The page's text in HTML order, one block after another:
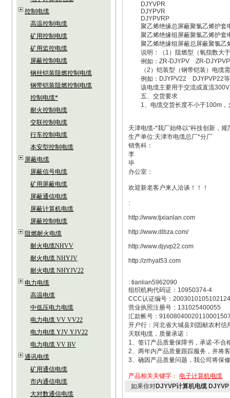
控制电缆
高温控制电缆
矿用控制电缆
矿用监控电缆
屏蔽控制电缆
钢丝铠装阻燃控制电缆
钢带铠装阻燃控制电缆
控制电缆*
耐火控制电缆
交联控制电缆
行车控制电缆
本安型控制电缆
屏蔽电缆
屏蔽信号电缆
矿用屏蔽电缆
屏蔽通信电缆
屏蔽计算机电缆
屏蔽控制电缆
阻燃耐火电缆
耐火电缆NHVV
耐火电缆 NHYJV
耐火电缆 NHYJV22
电力电缆
高温电缆
中低压电力电缆
电力电缆 VV VV22
电力电缆 YJV YJV22
电力电缆 VV BV
通讯电缆
矿用通信电缆
市内通信电缆
大对数通信电缆
DJYVPR
DJYPVR
DJYPVRP
聚乙烯绝缘总屏蔽聚氯乙烯护套
聚乙烯绝缘组屏蔽聚氯乙烯护套
聚乙烯绝缘组屏蔽总屏蔽聚氯
说明：（1）阻燃型（氧指数大于
例如：ZR-DJYPV ZR-
（2）铠装型（钢带铠装）电缆需
例如：DJYPV22 DJYPVP22
该电缆主要用于交流或直流300V
五、交货要求
1、电缆交货长度不小于100m，
天津电缆-*我厂始终以“科技创新，
生产单位:天津市电缆总厂*分厂
销售科：
李
毕
办公室：
欢迎新老客户来人洽谈！！！
:
http://www.tjxianlan.com
http://www.dlbza.com/
http://www.djyvp22.com
http://zrhyat53.com
: tianlian5962090
组织机构代码证：10950374-4
CCC认证编号：2003010105102124
营业执照注册号：131025400055
汇款帐号：
开户行：河北省大城县刘固献农村信
天联电缆，质量承诺：
1、签订产品质量保障书，承诺-不合
2、两年内产品质量跟踪服务，并将
3、确因产品质量问题，我公司将保
产品相关关键字： 电子计算机电缆
如果你对DJYVP计算机电缆 DJYVP